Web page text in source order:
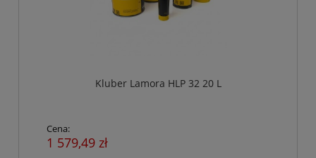
Kluber Lamora HLP 32 20 L
Cena:
1 579,49 zł